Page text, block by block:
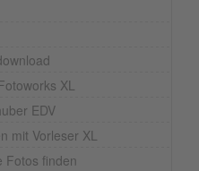
XL
EDV
mit Vorleser XL
Fotos finden